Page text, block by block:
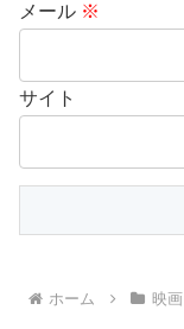
メール ※
サイト
ホーム 映画